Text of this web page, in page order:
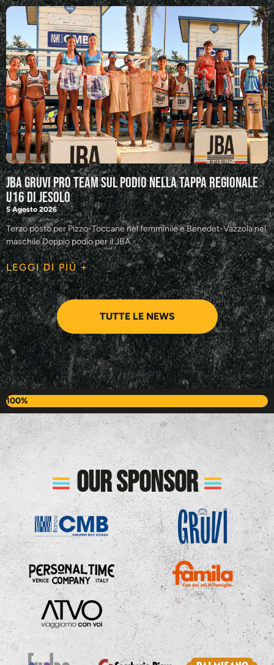
JBA GRUVI Pro Team sul podio nella tappa regionale
U16 di Jesolo
5 Agosto 2026
Terzo posto per Pizzo-Toccane nel femminile e Benedet-Vazzola nel
maschile Doppio podio per il JBA
LEGGI DI PIÙ +
TUTTE LE NEWS
100%
Our sponsor